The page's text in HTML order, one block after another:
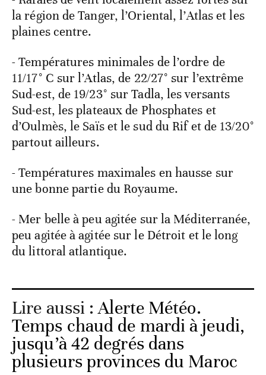
la région de Tanger, l’Oriental, l’Atlas et les
plaines centre.
- Températures minimales de l’ordre de
11/17° C sur l’Atlas, de 22/27° sur l’extrême
Sud-est, de 19/23° sur Tadla, les versants
Sud-est, les plateaux de Phosphates et
d’Oulmès, le Saïs et le sud du Rif et de 13/20°
partout ailleurs.
- Températures maximales en hausse sur
une bonne partie du Royaume.
- Mer belle à peu agitée sur la Méditerranée,
peu agitée à agitée sur le Détroit et le long
du littoral atlantique.
Lire aussi :Alerte Météo.
Temps chaud de mardi à jeudi,
jusqu’à 42 degrés dans
plusieurs provinces du Maroc